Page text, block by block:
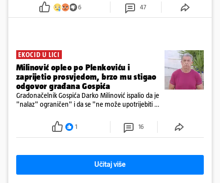
prve snimke s mjesta sudara
6 47
EKOCID U LICI
Milinović opleo po Plenkoviću i
zaprijetio prosvjedom, brzo mu stigao
odgovor građana Gospića
Gradonačelnik Gospića Darko Milinović ispalio da je
"nalaz" ograničen" i da se "ne može upotrijebiti za
ga je naručio Uskok i da je dio spisa
1 16
Učitaj više